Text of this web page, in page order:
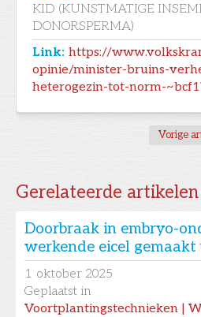
KID (KUNSTMATIGE
DONORSPERMA)
Link: https://
opinie/minister-bruins-
heterogezin-tot-norm-
Vorige
Gerelateerde artikelen
Doorbraak in embryo-
werkende eicel
1 oktober 2025
Geplaatst in
Voortplantingstechnieken |